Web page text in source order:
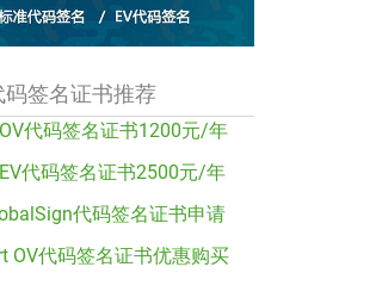
码签名证书推荐
代码签名证书1200元/年
代码签名证书2500元/年
代码签名证书申请
OV代码签名证书优惠购买